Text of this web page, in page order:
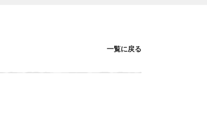
一覧に戻る